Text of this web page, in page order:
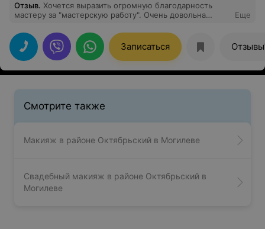
Отзыв. Хочется выразить огромную благодарность
мастеру за "мастерскую работу". Очень довольна
общение, кофе. Надеюсь, это мой мастер надолго.
Еще
Записаться Отзывы
Смотрите также
Макияж в районе Октябрьский в Могилеве
Свадебный макияж в районе Октябрьский в
Могилеве